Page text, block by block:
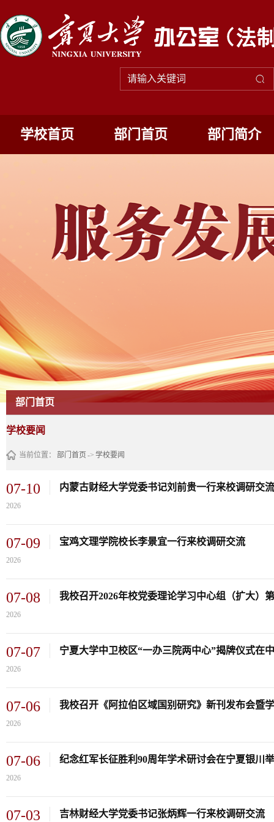
学校首页 部门首页 部门简介
部门首页
学校要闻
当前位置： 部门首页 -> 学校要闻
07-10
2026
内蒙古财经大学党委书记刘前贵一行来校调研交流
07-09
2026
宝鸡文理学院校长李景宜一行来校调研交流
07-08
2026
我校召开2026年校党委理论学习中心组（扩大）
07-07
2026
宁夏大学中卫校区“一办三院两中心”揭牌仪式在
07-06
2026
我校召开《阿拉伯区域国别研究》新刊发布会暨
07-06
2026
纪念红军长征胜利90周年学术研讨会在宁夏银川
07-03 吉林财经大学党委书记张炳辉一行来校调研交流